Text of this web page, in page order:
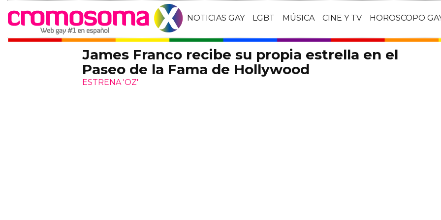
NOTICIAS GAY LGBT MÚSICA CINE Y TV HOROSCOPO
James Franco recibe su propia estrella en el
Paseo de la Fama de Hollywood
ESTRENA 'OZ'